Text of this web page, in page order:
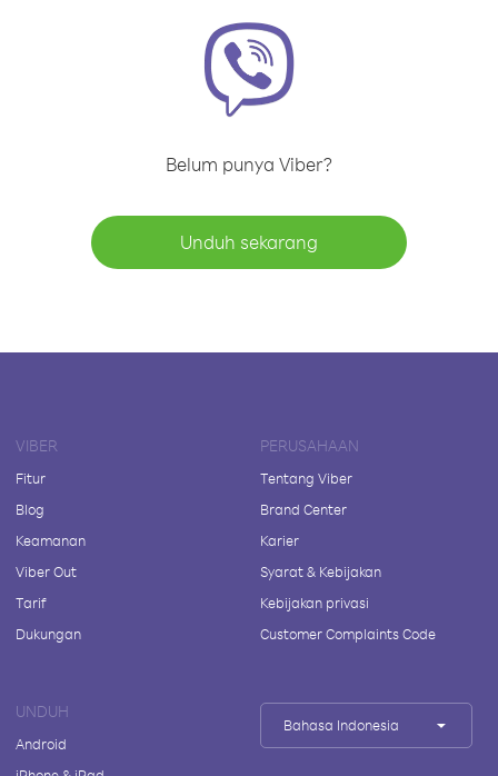
Belum punya Viber?
Unduh sekarang
VIBER
Fitur
Blog
Keamanan
Viber Out
Tarif
Dukungan
PERUSAHAAN
Tentang Viber
Brand Center
Karier
Syarat & Kebijakan
Kebijakan privasi
Customer Complaints Code
UNDUH
Android
Bahasa Indonesia